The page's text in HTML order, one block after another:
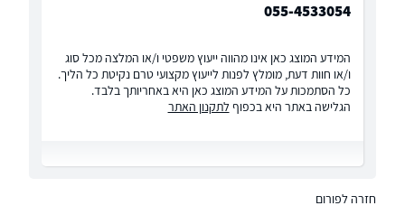
055-4533054
המידע המוצג כאן אינו מהווה ייעוץ משפטי ו/או המלצה מכל סוג
ו/או חוות דעת, מומלץ לפנות לייעוץ מקצועי טרם נקיטת כל הליך.
כל הסתמכות על המידע המוצג כאן היא באחריותך בלבד.
הגלישה באתר היא בכפוף לתקנון האתר
חזרה לפורום